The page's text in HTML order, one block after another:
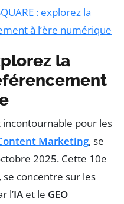
: explorez la
à l’ère numérique
la
incontournable pour les
Marketing, se
2025. Cette 10e
concentre sur les
l’IA et le GEO